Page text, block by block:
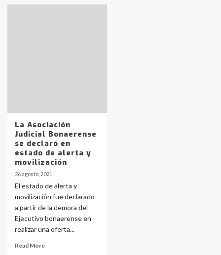
La Asociación
Judicial Bonaerense
se declaró en
estado de alerta y
movilización
26 agosto, 2021
El estado de alerta y
movilización fue declarado
a partir de la demora del
Ejecutivo bonaerense en
realizar una oferta...
Read More
4
5
Los precios de los combustibles en
La Pampa, desde YPF hasta Axion
6
La Bolsa de Cereales de Bahía
Blanca anticipa que Agosto vendrá
con lluvias y heladas, en gran parte
de la provincia